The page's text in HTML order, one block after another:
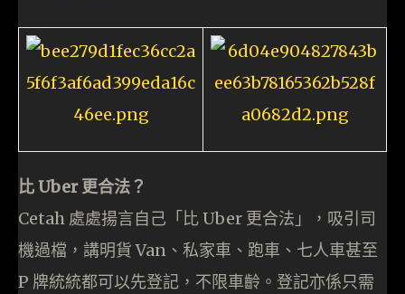
比 Uber 更合法？
Cetah 處處揚言自己「比 Uber 更合法」，吸引司
機過檔，講明貨 Van、私家車、跑車、七人車甚至
P 牌統統都可以先登記，不限車齡。登記亦係只需